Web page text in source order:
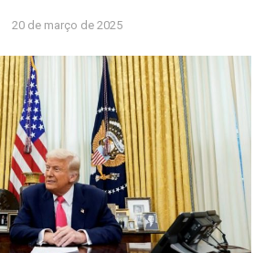
20 de março de 2025